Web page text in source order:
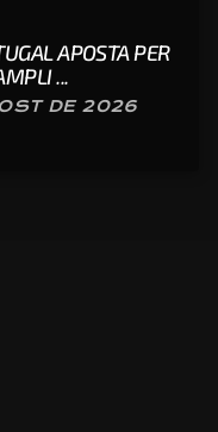
APOSTA PER
...
DE 2026